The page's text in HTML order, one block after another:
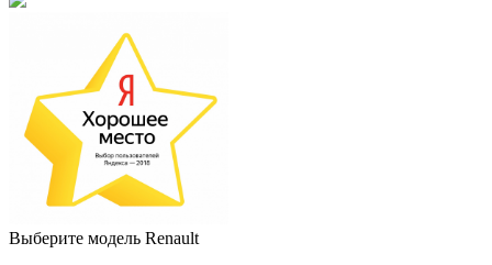
Выберите модель Renault